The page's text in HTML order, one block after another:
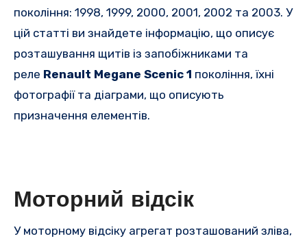
покоління: 1998, 1999, 2000, 2001, 2002 та 2003. У
цій статті ви знайдете інформацію, що описує
розташування щитів із запобіжниками та
реле Renault Megane Scenic 1 покоління, їхні
фотографії та діаграми, що описують
призначення елементів.
Моторний відсік
У моторному відсіку агрегат розташований зліва,